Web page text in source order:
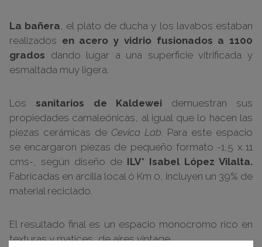
La bañera, el plato de ducha y los lavabos estaban
realizados en acero y vidrio fusionados a 1100
grados dando lugar a una superficie vitrificada y
esmaltada muy ligera.
Los sanitarios de Kaldewei demuestran sus
propiedades camaleónicas, al igual que lo hacen las
piezas cerámicas de Cevica Lab. Para este espacio
se encargaron piezas de pequeño formato -1,5 x 11
cms-, según diseño de ILV* Isabel López Vilalta.
Fabricadas en arcilla local ó Km 0, incluyen un 39% de
material reciclado.
El resultado final es un espacio monocromo rico en
texturas y matices, de aires vintage.